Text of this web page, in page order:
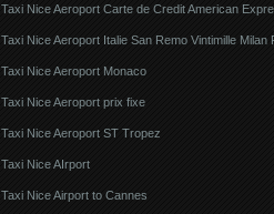
Taxi Nice Aeroport Carte de Credit American
Taxi Nice Aeroport Italie San Remo Vintimille Milan
Taxi Nice Aeroport Monaco
Taxi Nice Aeroport prix fixe
Taxi Nice Aeroport ST Tropez
Taxi Nice AIrport
Taxi Nice Airport to Cannes